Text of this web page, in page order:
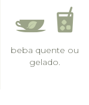
beba quente ou
gelado.